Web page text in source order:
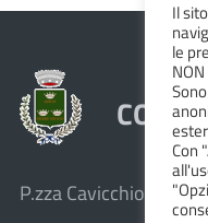
P.zza Cavicchioni, 8 –
Il
le
Con